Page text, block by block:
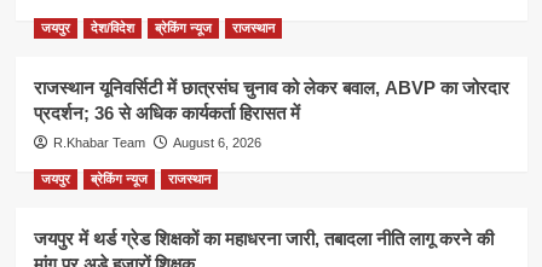
जयपुर देश/विदेश ब्रेकिंग न्यूज राजस्थान
राजस्थान यूनिवर्सिटी में छात्रसंघ चुनाव को लेकर बवाल, ABVP का जोरदार
प्रदर्शन; 36 से अधिक कार्यकर्ता हिरासत में
R.Khabar Team August 6, 2026
जयपुर ब्रेकिंग न्यूज राजस्थान
जयपुर में थर्ड ग्रेड शिक्षकों का महाधरना जारी, तबादला नीति लागू करने की